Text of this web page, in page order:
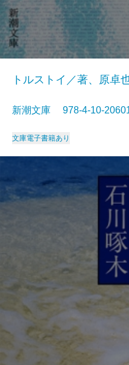
トルストイ／著、原卓
新潮文庫 978-4-10-
文庫電子書籍あり